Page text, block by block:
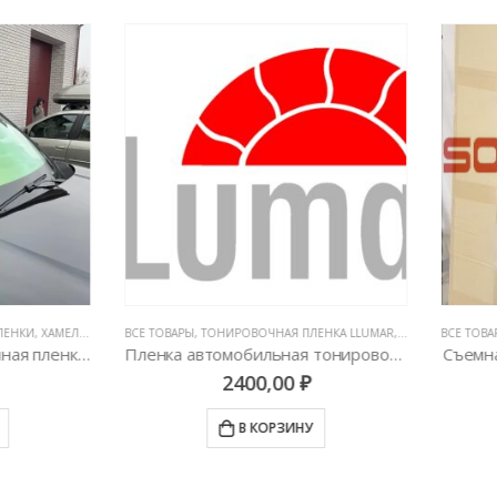
,ТОНИРОВОЧНАЯ ПЛЕНКА LLUMAR, ТОНИРОВОЧНЫЕ ПЛЕНКИ
Пленка автомобильная тонировочная LLumar ATC 05
ВСЕ ТОВАРЫ,СЪЕМНАЯ ТОНИРОВКА,
Съемная тонировка Static